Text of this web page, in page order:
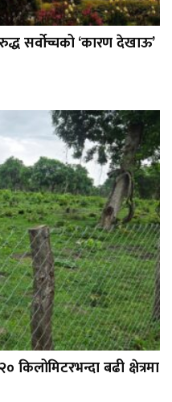
सर्वोच्चको ‘कारण देखाऊ’
किलोमिटरभन्दा बढी क्षेत्रमा